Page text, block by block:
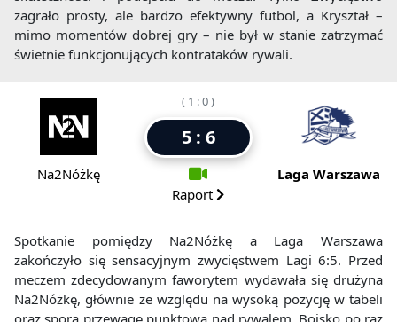
zagrało prosty, ale bardzo efektywny futbol, a Kryształ –
mimo momentów dobrej gry – nie był w stanie zatrzymać
świetnie funkcjonujących kontrataków rywali.
Na2Nóżkę
( 1 : 0 )
5 : 6
Raport
Laga Warszawa
Spotkanie pomiędzy Na2Nóżkę a Laga Warszawa
zakończyło się sensacyjnym zwycięstwem Lagi 6:5. Przed
meczem zdecydowanym faworytem wydawała się drużyna
Na2Nóżkę, głównie ze względu na wysoką pozycję w tabeli